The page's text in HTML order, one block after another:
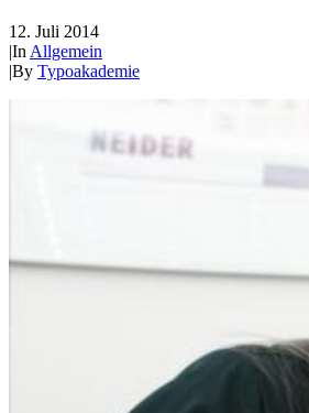
12. Juli 2014
|In Allgemein
|By Typoakademie